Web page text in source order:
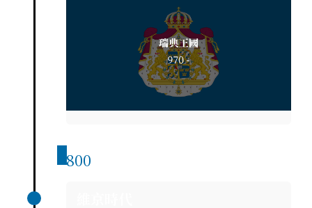
800